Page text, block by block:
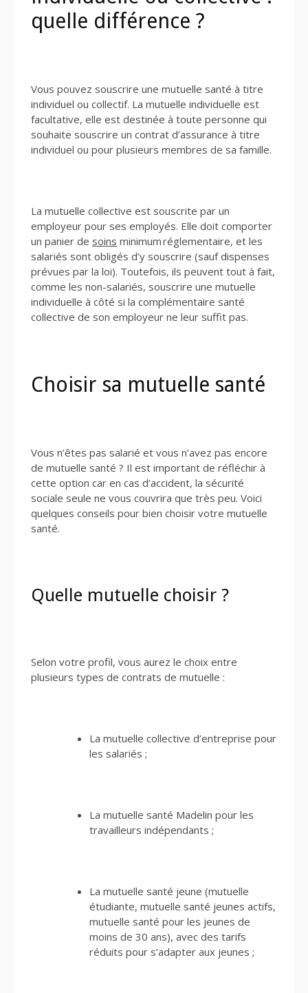
quelle différence ?
Vous pouvez souscrire une mutuelle santé à titre
individuel ou collectif. La mutuelle individuelle est
facultative, elle est destinée à toute personne qui
souhaite souscrire un contrat d’assurance à titre
individuel ou pour plusieurs membres de sa famille.
La mutuelle collective est souscrite par un
employeur pour ses employés. Elle doit comporter
un panier de soins minimum réglementaire, et les
salariés sont obligés d’y souscrire (sauf dispenses
prévues par la loi). Toutefois, ils peuvent tout à fait,
comme les non-salariés, souscrire une mutuelle
individuelle à côté si la complémentaire santé
collective de son employeur ne leur suffit pas.
Choisir sa mutuelle santé
Vous n’êtes pas salarié et vous n’avez pas encore
de mutuelle santé ? Il est important de réfléchir à
cette option car en cas d’accident, la sécurité
sociale seule ne vous couvrira que très peu. Voici
quelques conseils pour bien choisir votre mutuelle
santé.
Quelle mutuelle choisir ?
Selon votre profil, vous aurez le choix entre
plusieurs types de contrats de mutuelle :
La mutuelle collective d’entreprise pour
les salariés ;
La mutuelle santé Madelin pour les
travailleurs indépendants ;
La mutuelle santé jeune (mutuelle
étudiante, mutuelle santé jeunes actifs,
mutuelle santé pour les jeunes de
moins de 30 ans), avec des tarifs
réduits pour s’adapter aux jeunes ;